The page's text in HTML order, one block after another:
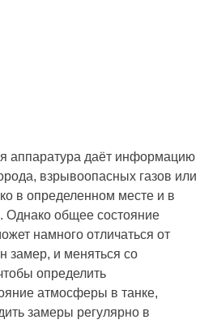
аппаратура даёт информацию
взрывоопасных газов или
в определенном месте и в
Однако общее состояние
намного отличаться от
замер, и меняться со
определить
атмосферы в танке,
замеры регулярно в